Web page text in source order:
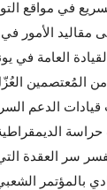
في مواقع
الأمور
قيادات الدعم
حراسة
سر العقدة
بالمؤتمر